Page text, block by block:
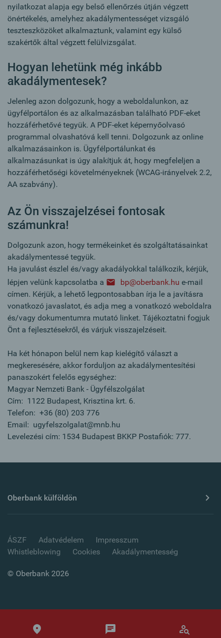
nyilatkozat alapja egy belső ellenőrzés útján végzett
önértékelés, amelyhez akadálymentességet vizsgáló
teszteszközöket alkalmaztunk, valamint egy külső
szakértők által végzett felülvizsgálat.
Hogyan lehetünk még inkább
akadálymentesek?
Jelenleg azon dolgozunk, hogy a weboldalunkon, az
ügyfélportálon és az alkalmazásban található PDF-eket
hozzáférhetővé tegyük. A PDF-eket képernyőolvasó
programmal olvashatóvá kell tenni. Dolgozunk az online
alkalmazásainkon is. Ügyfélportálunkat és
alkalmazásunkat is úgy alakítjuk át, hogy megfeleljen a
hozzáférhetőségi követelményeknek (WCAG-irányelvek 2.2,
AA szabvány).
Az Ön visszajelzései fontosak
számunkra!
Dolgozunk azon, hogy termékeinket és szolgáltatásainkat
akadálymentessé tegyük.
Ha javulást észlel és/vagy akadályokkal találkozik, kérjük,
lépjen velünk kapcsolatba a
bp@oberbank.hu e-mail
címen. Kérjük, a lehető legpontosabban írja le a javításra
vonatkozó javaslatot, és adja meg a vonatkozó weboldalra
és/vagy dokumentumra mutató linket. Tájékoztatni fogjuk
Önt a fejlesztésekről, és várjuk visszajelzéseit.
Ha két hónapon belül nem kap kielégítő választ a
megkeresésére, akkor forduljon az akadálymentesítési
panaszokért felelős egységhez:
Magyar Nemzeti Bank - Ügyfélszolgálat
Cím: 1122 Budapest, Krisztina krt. 6.
Telefon: +36 (80) 203 776
Email: ugyfelszolgalat@mnb.hu
Levelezési cím: 1534 Budapest BKKP Postafiók: 777.
Oberbank külföldön
ÁSZF Adatvédelem
Impresszum
Whistleblowing
Cookies Akadálymentesség
© Oberbank 2026